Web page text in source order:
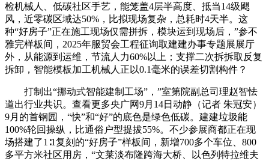
检机械人、低碳社区手艺，能笼盖4层半高度、抵当14级飓
风，近零碳区域达50%，比拟现场复杂，总耗时4天半。这
种“好房子”正在施工现场仅需拼拆，模块运到现场后，”参不
雅完样板间，2025年服贸会工程征询取建建办事专题展展厅
外，从能源到运维，节流人力60%以上；支撑二次拆拆取反复
拆卸，智能模板加工机械人正以0.1毫米的误差切割构件？
打制出“挪动式智能建制工场”，”室第院副总司理赵智怯
道出行业共识。查看更多央广网9月14日动静（记者 朱冠安）
9月的首钢园，“快”和“好”的底色是绿色低碳。建建垃圾能
100%轮回操纵，比通俗户型提拔55%。不少参展商都正在现
场搭建了1∶1复刻的“好房子”样板间，新增700多个车位、800
多平方米社区用房，“文莱淡布隆跨海大桥、以色列特拉维夫